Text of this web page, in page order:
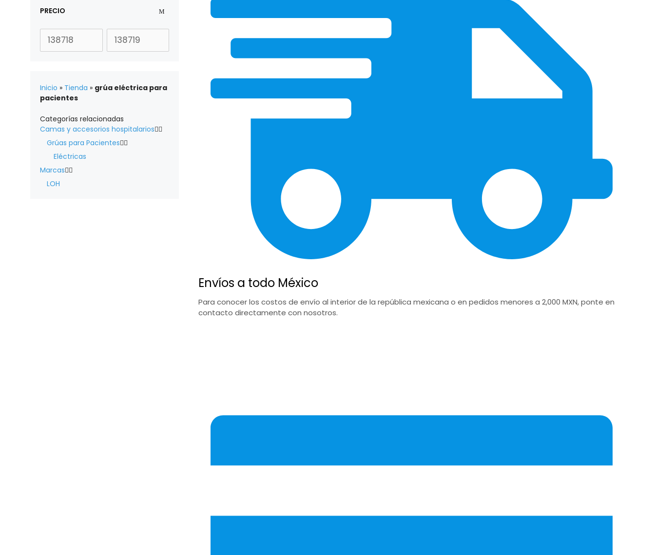
Envíos a todo México
Para conocer los costos de envío al interior de la república mexicana o en pedidos menores a 2,000 MXN, ponte en
contacto directamente con nosotros.
PRECIO
Inicio » Tienda » grúa eléctrica para
pacientes
Categorías relacionadas
Camas y accesorios hospitalarios
Grúas para Pacientes
Eléctricas
Marcas
LOH